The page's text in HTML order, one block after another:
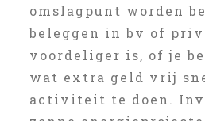
omslagpunt worden
beleggen in bv of
voordeliger is, of je
wat extra geld vrij
activiteit te doen.